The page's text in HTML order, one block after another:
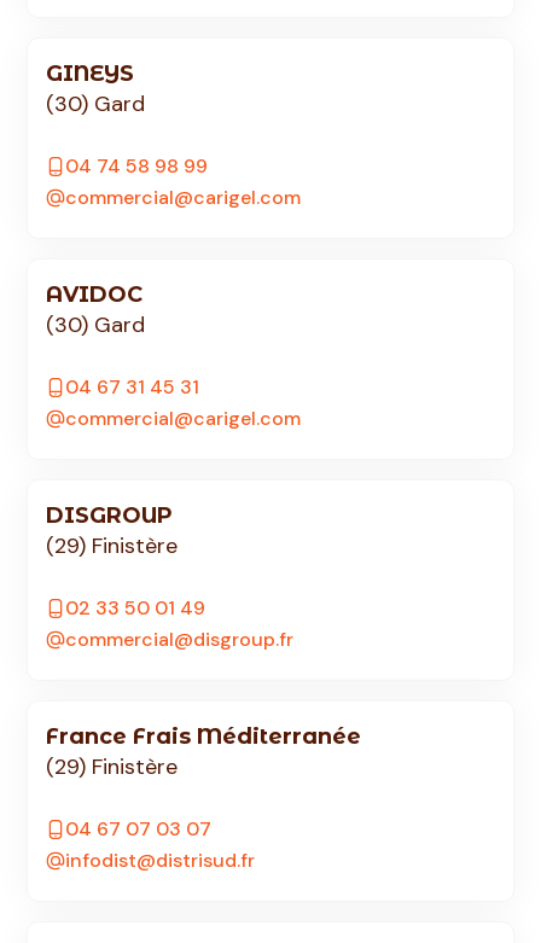
GINEYS
(30) Gard
04 74 58 98 99
commercial@carigel.com
AVIDOC
(30) Gard
04 67 31 45 31
commercial@carigel.com
DISGROUP
(29) Finistère
02 33 50 01 49
commercial@disgroup.fr
France Frais Méditerranée
(29) Finistère
04 67 07 03 07
infodist@distrisud.fr